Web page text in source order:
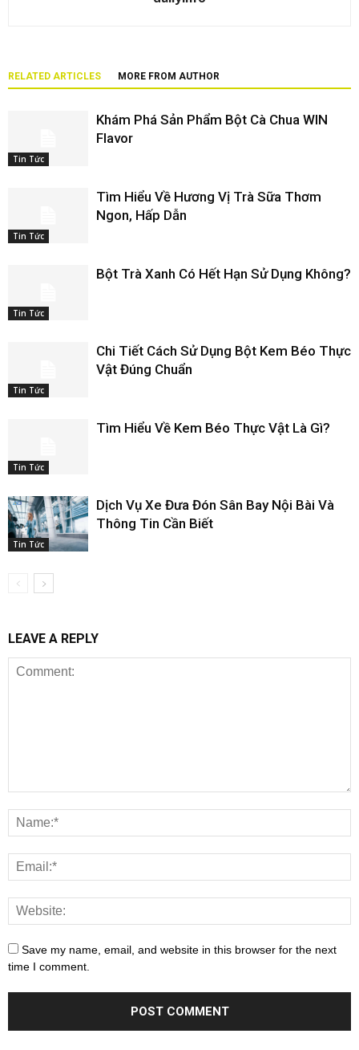
RELATED ARTICLES MORE FROM AUTHOR
Tin Tức
Khám Phá Sản Phẩm Bột Cà Chua WIN
Flavor
Tin Tức
Tìm Hiểu Về Hương Vị Trà Sữa Thơm
Ngon, Hấp Dẫn
Tin Tức
Bột Trà Xanh Có Hết Hạn Sử Dụng Không?
Tin Tức
Chi Tiết Cách Sử Dụng Bột Kem Béo Thực
Vật Đúng Chuẩn
Tin Tức
Tìm Hiểu Về Kem Béo Thực Vật Là Gì?
Tin Tức
Dịch Vụ Xe Đưa Đón Sân Bay Nội Bài Và
Thông Tin Cần Biết
LEAVE A REPLY
Save my name, email, and website in this browser for the next
time I comment.